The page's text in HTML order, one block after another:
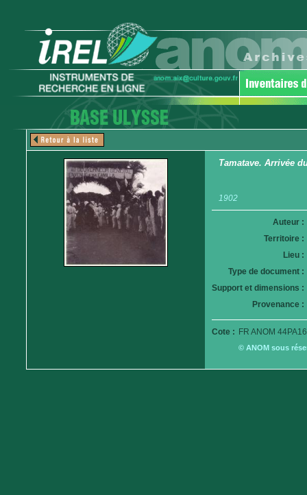
Tamatave. Arrivée
1902
Auteur :
Territoire :
Lieu :
Type de document :
Support et dimensions :
Provenance :
Cote : FR ANOM
© ANOM sous